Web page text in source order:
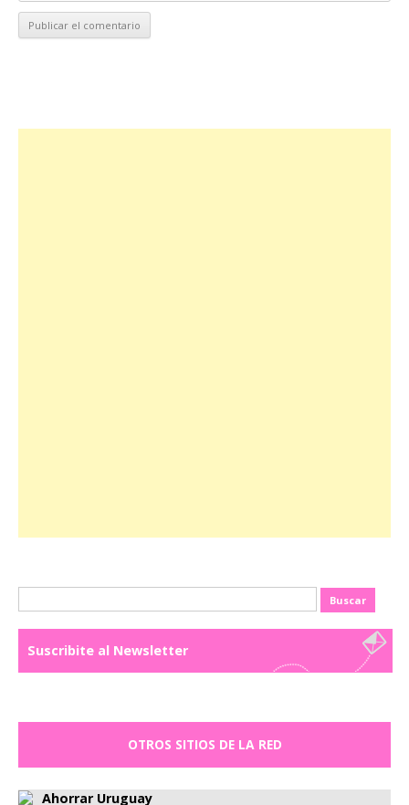
Suscribite al Newsletter
OTROS SITIOS DE LA RED
Ahorrar Uruguay